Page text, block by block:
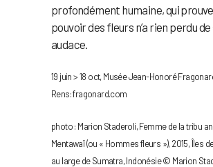
profondément humaine, qui
pouvoir des fleurs n’a rien perdu de
audace.
19 juin > 18 oct, Musée Jean-Honoré
Rens: fragonard.com
photo : Marion Staderoli, Femme de la tribu
Mentawaï (ou « Hommes fleurs »), 2015, Îles
au large de Sumatra, Indonésie © Marion